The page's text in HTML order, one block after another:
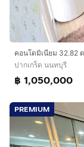
ปากเกร็ด นนทบุรี
฿ 1,050,000
PREMIUM